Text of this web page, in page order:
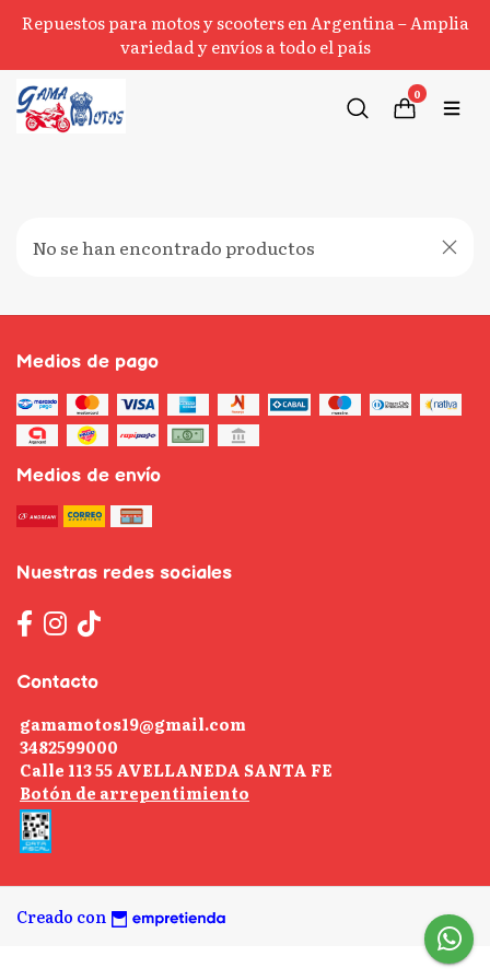
Repuestos para motos y scooters en Argentina – Amplia
variedad y envíos a todo el país
0
No se han encontrado productos
Medios de pago
Medios de envío
Nuestras redes sociales
Contacto
gamamotos19@gmail.com
3482599000
Calle 113 55 AVELLANEDA SANTA FE
Botón de arrepentimiento
Creado con